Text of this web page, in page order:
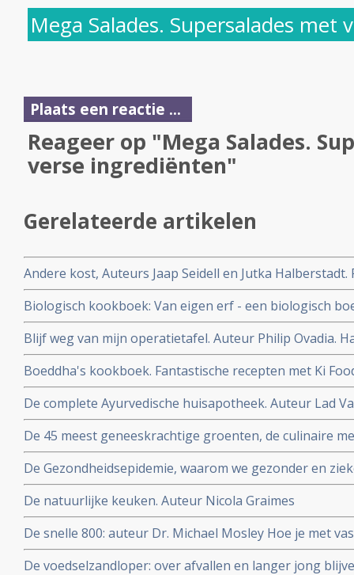
Mega Salades. Supersalades met
Plaats een reactie ...
Reageer op "Mega Salades.
verse ingrediënten"
Gerelateerde artikelen
Andere kost, Auteurs Jaap Seidell en Jutka
duurzamer voedselsysteem
Biologisch kookboek: Van eigen erf - een biologisch
Auteurs Iris van de Graaf en Maria van Boxtel
Blijf weg van mijn operatietafel. Auteur Philip Ovadia.
om gewicht te verliezen, ziekte te voorkomen en je
Boeddha's kookboek. Fantastische recepten met Ki
De complete Ayurvedische huisapotheek. Auteur Lad
wijsheid van 5000 jaar oude medische kennis uit India
De 45 meest geneeskrachtige groenten, de culinaire
Dijkman
De Gezondheidsepidemie, waarom we gezonder en
De natuurlijke keuken. Auteur Nicola Graimes
De snelle 800: auteur Dr. Michael Mosley Hoe je met
zelfs kanker en diabetes kan voorkomen of zelfs
De voedselzandloper: over afvallen en langer jong